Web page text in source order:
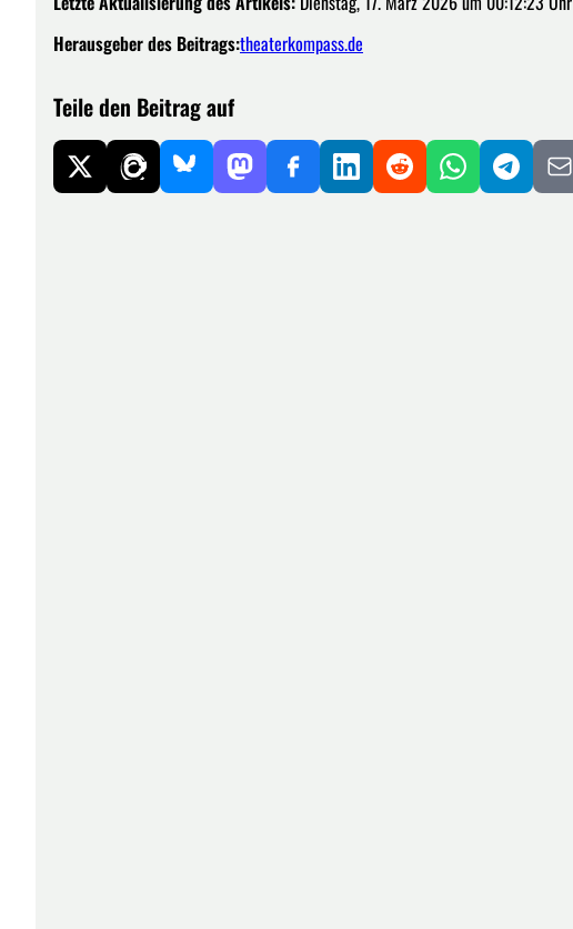
Herausgeber des Beitrags:theaterkompass.de
Teile den Beitrag auf